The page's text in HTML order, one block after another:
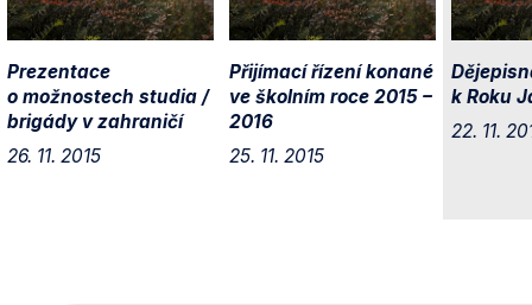
Prezentace
o možnostech studia /
brigády v zahraničí
26. 11. 2015
Přijímací řízení konané
ve školním roce 2015 –
2016
25. 11. 2015
k Roku
22. 11.